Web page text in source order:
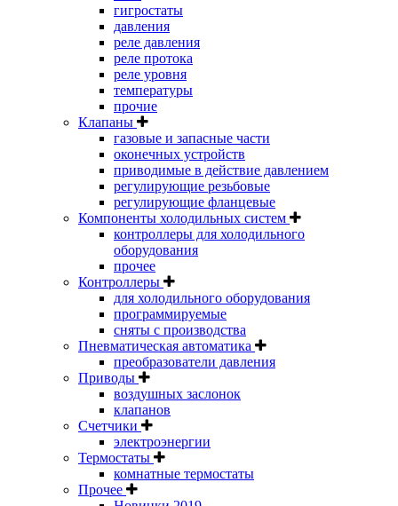
гигростаты
давления
реле давления
реле протока
реле уровня
температуры
прочие
Клапаны
газовые и запасные части
оконечных устройств
приводимые в действие давлением
регулирующие резьбовые
регулирующие фланцевые
Компоненты холодильных систем
контроллеры для холодильного
оборудования
прочее
Контроллеры
для холодильного оборудования
программируемые
сняты с производства
Пневматическая автоматика
преобразователи давления
Приводы
воздушных заслонок
клапанов
Счетчики
электроэнергии
Термостаты
комнатные термостаты
Прочее